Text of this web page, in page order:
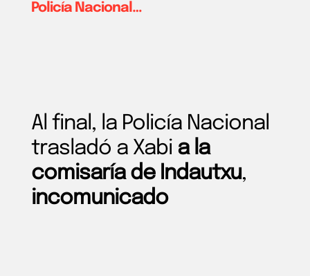
Policía Nacional…
Al final, la Policía Nacional
trasladó a Xabi a la
comisaría de Indautxu,
incomunicado